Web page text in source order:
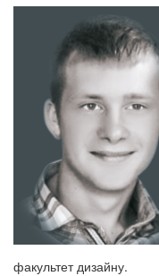
факультет дизайну.